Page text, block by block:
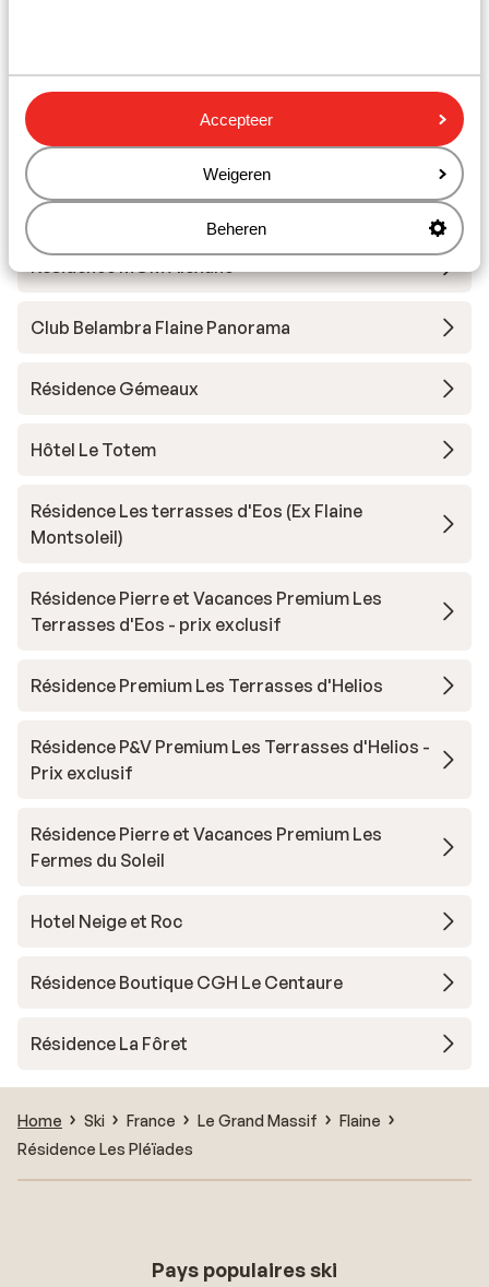
Accepteer
Weigeren
Beheren
Hôtel MGM Les Suites d'Alexane
Hôtel MGM Alhena
Résidence MGM Alhena
Résidence MGM Alexane
Club Belambra Flaine Panorama
Résidence Gémeaux
Hôtel Le Totem
Résidence Les terrasses d'Eos (Ex Flaine
Montsoleil)
Résidence Pierre et Vacances Premium Les
Terrasses d'Eos - prix exclusif
Résidence Premium Les Terrasses d'Helios
Résidence P&V Premium Les Terrasses d'Helios -
Prix exclusif
Résidence Pierre et Vacances Premium Les
Fermes du Soleil
Hotel Neige et Roc
Résidence Boutique CGH Le Centaure
Résidence La Fôret
Home Ski France Le Grand Massif
Flaine
Résidence Les Pléïades
Pays populaires ski